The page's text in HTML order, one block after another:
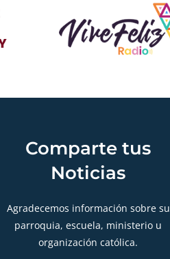
Comparte tus
Noticias
Agradecemos información sobre su
parroquia, escuela, ministerio u
organización católica.